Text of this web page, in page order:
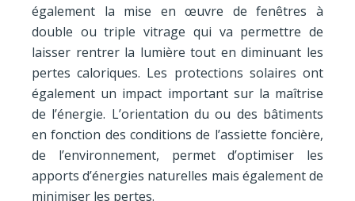
également la mise en œuvre de fenêtres à
double ou triple vitrage qui va permettre de
laisser rentrer la lumière tout en diminuant les
pertes caloriques. Les protections solaires ont
également un impact important sur la maîtrise
de l’énergie. L’orientation du ou des bâtiments
en fonction des conditions de l’assiette foncière,
de l’environnement, permet d’optimiser les
apports d’énergies naturelles mais également de
minimiser les pertes.